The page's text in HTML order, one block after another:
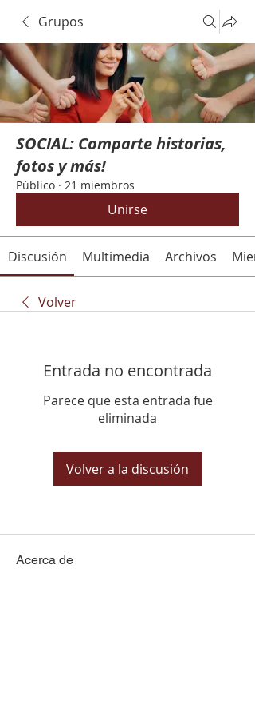
Grupos
SOCIAL: Comparte historias,
fotos y más!
Público · 21 miembros
Unirse
Discusión Multimedia Archivos
Volver
Entrada no encontrada
Parece que esta entrada fue
eliminada
Volver a la discusión
Acerca de